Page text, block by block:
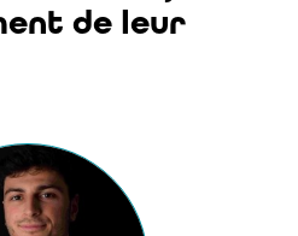
de leur